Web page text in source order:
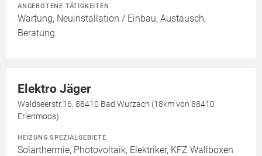
ANGEBOTENE TÄTIGKEITEN
Wartung, Neuinstallation / Einbau, Austausch,
Beratung
Elektro Jäger
Waldseerstr.16, 88410 Bad Wurzach (18km von 88410
Erlenmoos)
HEIZUNG SPEZIALGEBIETE
Solarthermie, Photovoltaik, Elektriker, KFZ Wallboxen